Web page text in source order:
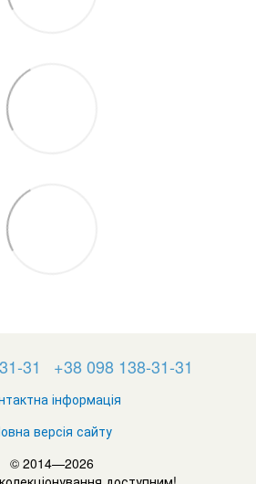
31 +38 098 138-31-31
інформація
версія сайту
© 2014—2026